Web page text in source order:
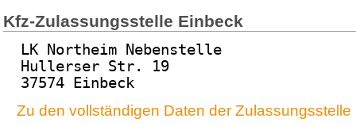
Kfz-Zulassungsstelle Einbeck
LK Northeim Nebenstelle
Hullerser Str. 19
37574 Einbeck
Zu den vollständigen Daten der Zulassungsstelle